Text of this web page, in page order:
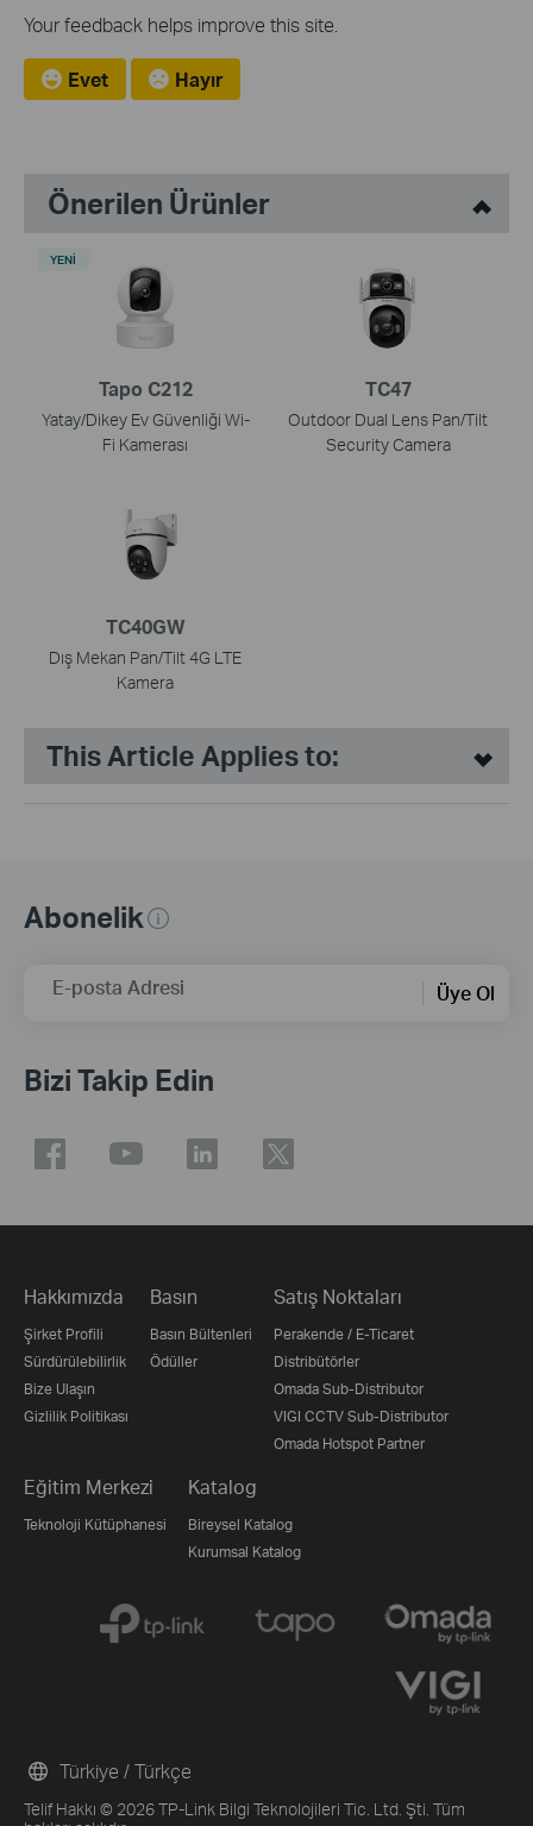
Your feedback helps improve this site.
Evet Hayır
Önerilen Ürünler
Tapo C212
Yatay/Dikey Ev Güvenliği Wi-
Fi Kamerası
YENI
TC47
Outdoor Dual Lens Pan/Tilt
Security Camera
TC40GW
Dış Mekan Pan/Tilt 4G LTE
Kamera
This Article Applies to:
Abonelik
E-posta Adresi Üye Ol
Bizi Takip Edin
Hakkımızda
Şirket Profili
Sürdürülebilirlik
Bize Ulaşın
Gizlilik Politikası
Basın
Basın Bültenleri
Ödüller
Satış Noktaları
Perakende / E-Ticaret
Distribütörler
Omada Sub-Distributor
VIGI CCTV Sub-Distributor
Omada Hotspot Partner
Eğitim Merkezi
Teknoloji Kütüphanesi
Katalog
Bireysel Katalog
Kurumsal Katalog
Telif Hakkı © 2026 TP-Link Bilgi Teknolojileri Tic. Ltd. Şti. Tüm
Türkiye / Türkçe